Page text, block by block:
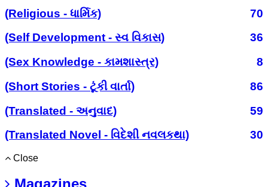
(Religious - ધાર્મિક)
70
(Self Development - સ્વ વિકાસ)
36
(Sex Knowledge - કામશાસ્ત્ર)
8
(Short Stories - ટૂંકી વાર્તા)
86
(Translated - અનુવાદ)
59
(Translated Novel - વિદેશી નવલકથા)
30
Close
Magazines